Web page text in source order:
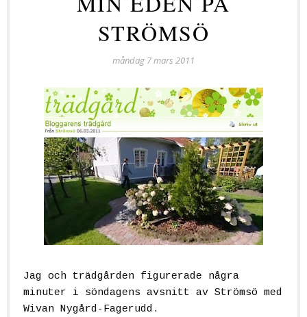
STRÖMSÖ
måndag 7 mars 2011
Jag och trädgården figurerade några
minuter i söndagens avsnitt av Strömsö med
Wivan Nygård-Fagerudd.